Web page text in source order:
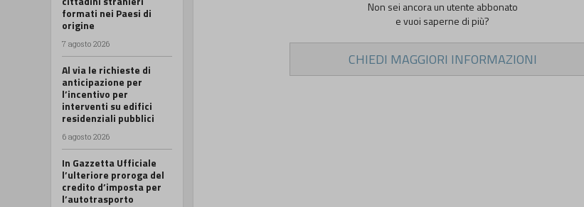
formati nei Paesi di
origine
7 agosto 2026
Al via le richieste di
anticipazione per
l’incentivo per
interventi su edifici
residenziali pubblici
6 agosto 2026
In Gazzetta Ufficiale
l’ulteriore proroga del
credito d’imposta per
l’autotrasporto
Non sei ancora un utente abbonato
e vuoi saperne di più?
CHIEDI MAGGIORI INFORMAZIONI